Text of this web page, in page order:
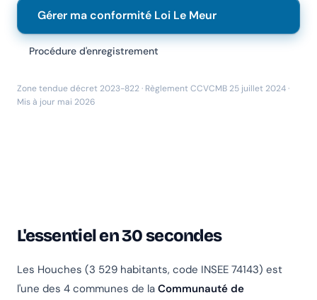
Gérer ma conformité Loi Le Meur
Procédure d'enregistrement
Zone tendue décret 2023-822 · Règlement CCVCMB 25 juillet 2024 ·
Mis à jour mai 2026
L'essentiel en 30 secondes
Les Houches (3 529 habitants, code INSEE 74143) est
l'une des 4 communes de la Communauté de